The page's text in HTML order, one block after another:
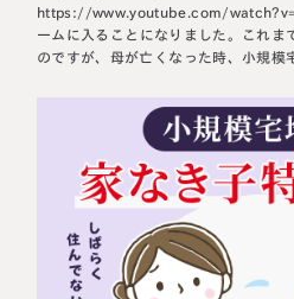
https://www.youtube.com/
ームに入ることになりました。これま
のですが、母が亡くなった時、小規模
貸していないこと、という二つの要件